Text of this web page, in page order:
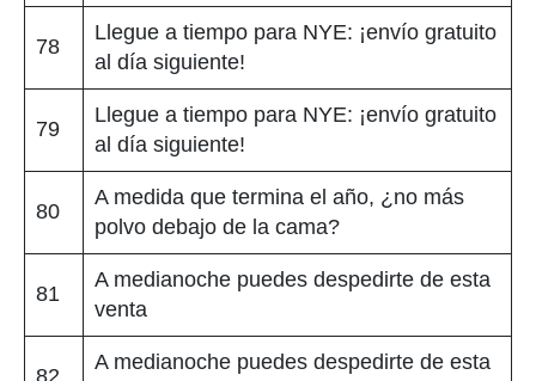
78
Llegue a tiempo para NYE: ¡envío gratuito
al día siguiente!
79
Llegue a tiempo para NYE: ¡envío gratuito
al día siguiente!
80
A medida que termina el año, ¿no más
polvo debajo de la cama?
81
A medianoche puedes despedirte de esta
venta
82
A medianoche puedes despedirte de esta